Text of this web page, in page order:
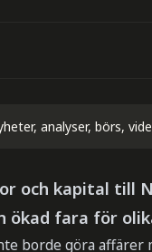
analyser, börs,
och kapital till
ökad fara för
borde göra